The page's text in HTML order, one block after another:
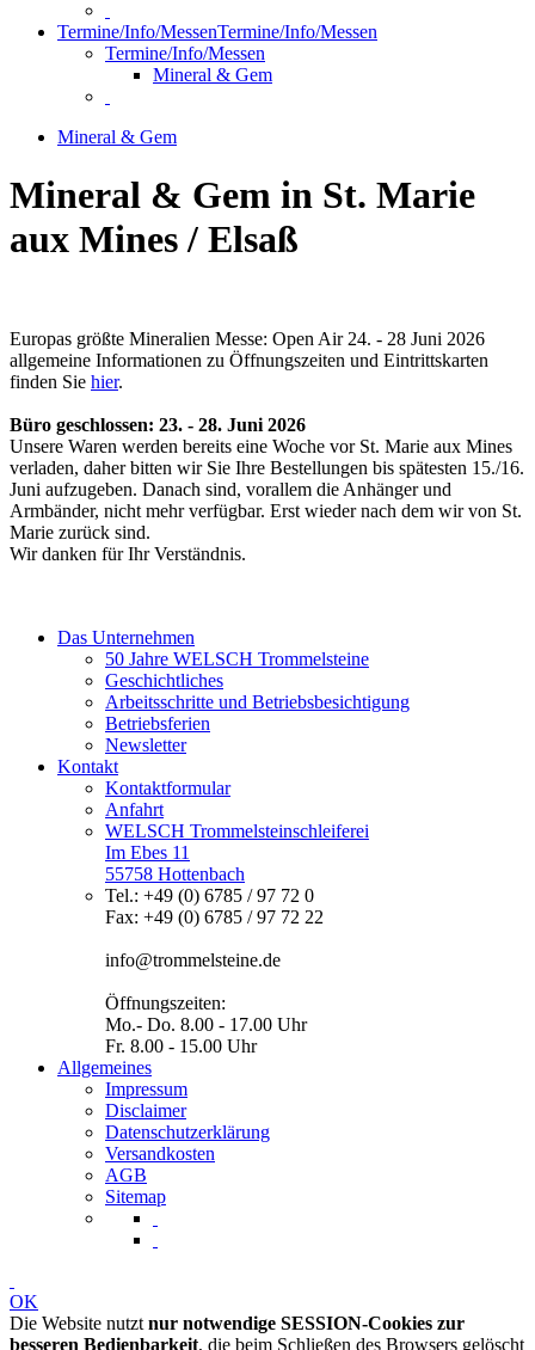
Termine/Info/MessenTermine/Info/Messen
Termine/Info/Messen
Mineral & Gem
Mineral & Gem
Mineral & Gem in St. Marie
aux Mines / Elsaß
Europas größte Mineralien Messe: Open Air 24. - 28 Juni 2026
allgemeine Informationen zu Öffnungszeiten und Eintrittskarten
finden Sie hier.
Büro geschlossen: 23. - 28. Juni 2026
Unsere Waren werden bereits eine Woche vor St. Marie aux Mines
verladen, daher bitten wir Sie Ihre Bestellungen bis spätesten 15./16.
Juni aufzugeben. Danach sind, vorallem die Anhänger und
Armbänder, nicht mehr verfügbar. Erst wieder nach dem wir von St.
Marie zurück sind.
Wir danken für Ihr Verständnis.
Das Unternehmen
50 Jahre WELSCH Trommelsteine
Geschichtliches
Arbeitsschritte und Betriebsbesichtigung
Betriebsferien
Newsletter
Kontakt
Kontaktformular
Anfahrt
WELSCH Trommelsteinschleiferei
Im Ebes 11
55758 Hottenbach
Tel.: +49 (0) 6785 / 97 72 0
Fax: +49 (0) 6785 / 97 72 22
info@trommelsteine.de
Öffnungszeiten:
Mo.- Do. 8.00 - 17.00 Uhr
Fr. 8.00 - 15.00 Uhr
Allgemeines
Impressum
Disclaimer
Datenschutzerklärung
Versandkosten
AGB
Sitemap
OK
Die Website nutzt nur notwendige SESSION-Cookies zur
besseren Bedienbarkeit, die beim Schließen des Browsers gelöscht